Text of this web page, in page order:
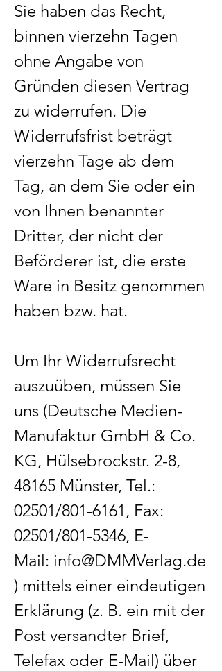
Sie haben das Recht,
binnen vierzehn Tagen
ohne Angabe von
Gründen diesen Vertrag
zu widerrufen. Die
Widerrufsfrist beträgt
vierzehn Tage ab dem
Tag, an dem Sie oder ein
von Ihnen benannter
Dritter, der nicht der
Beförderer ist, die erste
Ware in Besitz genommen
haben bzw. hat.
Um Ihr Widerrufsrecht
auszuüben, müssen Sie
uns (Deutsche Medien-
Manufaktur GmbH & Co.
KG, Hülsebrockstr. 2-8,
48165 Münster, Tel.:
02501/801-6161, Fax:
02501/801-5346, E-
Mail: info@DMMVerlag.de
) mittels einer eindeutigen
Erklärung (z. B. ein mit der
Post versandter Brief,
Telefax oder E-Mail) über